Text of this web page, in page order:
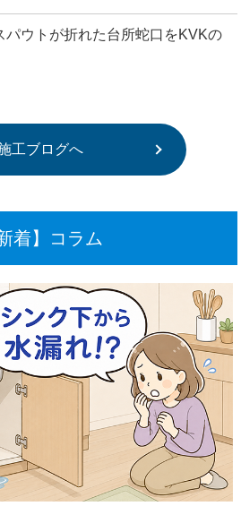
パウトが折れた台所蛇口をKVKの
工ブログへ
新着】コラム